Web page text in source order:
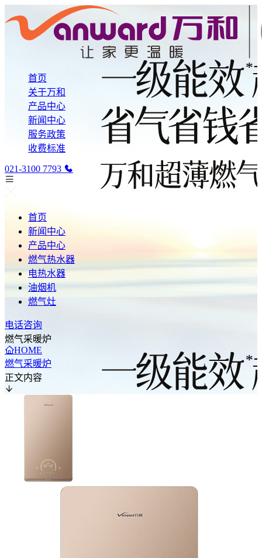
首页
关于万和
产品中心
新闻中心
服务政策
收费标准
021-3100 7793
首页
新闻中心
产品中心
燃气热水器
电热水器
油烟机
燃气灶
电话咨询
燃气采暖炉
HOME
燃气采暖炉
正文内容